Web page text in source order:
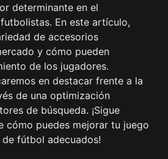
determinante en el
En este artículo,
de accesorios
y cómo pueden
de los jugadores.
en destacar frente a la
de una optimización
de búsqueda. ¡Sigue
cómo puedes mejorar tu juego
fútbol adecuados!